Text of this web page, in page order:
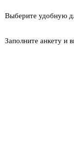
Выберите удобную
Заполните анкету и